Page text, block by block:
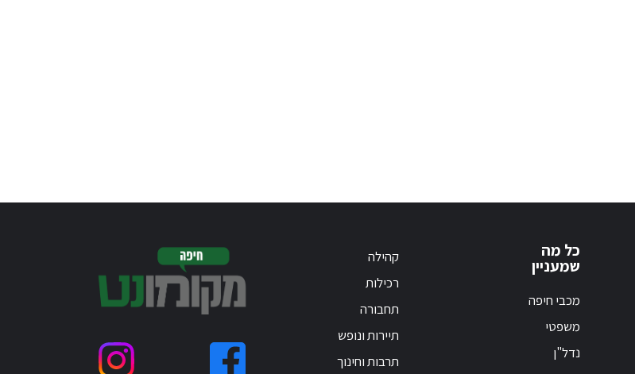
כל מה
שמעניין
מכבי חיפה
משפטי
נדל"ן
קהילה
רכילות
תחבורה
תיירות ונופש
תרבות וחינוך